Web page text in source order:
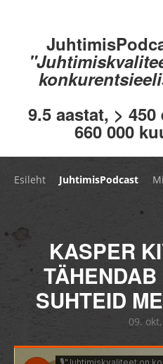
9.5 aastat, >
660 000
Esileht JuhtimisPodcast
KASPER
SUHTEID
09.